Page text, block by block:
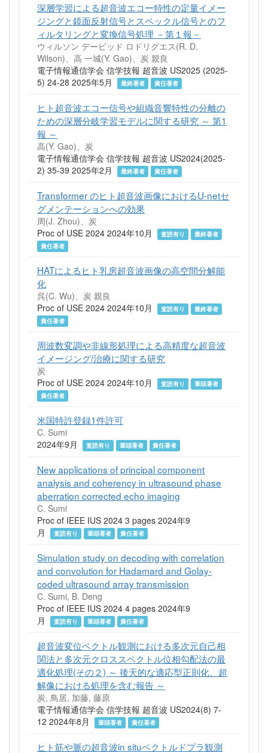
深層学習による超音波エコー特性の定量イメー
ジングと鏡面反射信号とスペックル信号とのフ
ィルタリングと変換信号処理 －第１報－
ウィルソン デービッド ロドリグエス(R. D.
Wilson)、高 一城(Y. Gao)、炭 親良
電子情報通信学会 信学技報 超音波 US2025 (2025-
5) 24-28 2025年5月
最終著者 責任著者
ヒト超音波エコー信号や組織音響特性の分離の
ための深層分岐学習モデルに関する研究 ～ 第1
報 ～
高(Y. Gao)、炭
電子情報通信学会 信学技報 超音波 US2024(2025-
2) 35-39 2025年2月
最終著者 責任著者
Transformer のヒト超音波画像におけるU-netセ
グメンテーションへの効果
周(J. Zhou)、炭
Proc of USE 2024 2024年10月
査読有り
最終著者
責任著者
HATによるヒト乳房超音波画像の高空間分解能
化
呉(C. Wu)、炭 親良
Proc of USE 2024 2024年10月
査読有り
最終著者
責任著者
周波数変調や非線形処理による高精度な超音波
イメージング/治療に関する研究
炭
Proc of USE 2024 2024年10月
査読有り
筆頭著者
責任著者
米国特許登録1件許可
C. Sumi
2024年9月
査読有り 筆頭著者 責任著者
New applications of principal component
analysis and coherency in ultrasound phase
aberration corrected echo imaging
C. Sumi
Proc of IEEE IUS 2024 3 pages 2024年9
月
査読有り 筆頭著者 責任著者
Simulation study on decoding with correlation
and convolution for Hadamard and Golay-
coded ultrasound array transmission
C. Sumi, B. Deng
Proc of IEEE IUS 2024 4 pages 2024年9
月
査読有り 筆頭著者 責任著者
超音波変位ベクトル観測における多次元自己相
関法と多次元クロススペクトル位相勾配法の最
適化処理(その２) ～ 後天的な適応型正則化、超
解像における処理を含む報告 ～
炭, 鳥居, 加藤, 藤原
電子情報通信学会 信学技報 超音波 US2024(8) 7-
12 2024年8月
筆頭著者 責任著者
ヒト筋や脈の超音波in situベクトルドプラ観測